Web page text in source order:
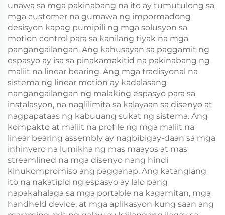
unawa sa mga pakinabang na ito ay tumutulong sa
mga customer na gumawa ng impormadong
desisyon kapag pumipili ng mga solusyon sa
motion control para sa kanilang tiyak na mga
pangangailangan. Ang kahusayan sa paggamit ng
espasyo ay isa sa pinakamakitid na pakinabang ng
maliit na linear bearing. Ang mga tradisyonal na
sistema ng linear motion ay kadalasang
nangangailangan ng malaking espasyo para sa
instalasyon, na naglilimita sa kalayaan sa disenyo at
nagpapataas ng kabuuang sukat ng sistema. Ang
kompakto at maliit na profile ng mga maliit na
linear bearing assembly ay nagbibigay-daan sa mga
inhinyero na lumikha ng mas maayos at mas
streamlined na mga disenyo nang hindi
kinukompromiso ang pagganap. Ang katangiang
ito na nakatipid ng espasyo ay lalo pang
napakahalaga sa mga portable na kagamitan, mga
handheld device, at mga aplikasyon kung saan ang